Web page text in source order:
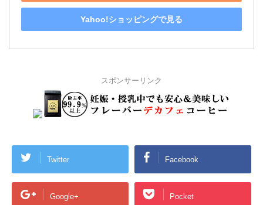
Yahoo!ショッピングで見る
スポンサーリンク
Twitter Facebook
Google+ Pocket